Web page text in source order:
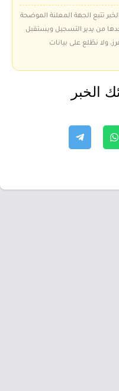
تتبع الجهة المعلنة الموضحة
من يدير التسجيل ويستقبل
ولا نطّلع على بيانات
الخبر